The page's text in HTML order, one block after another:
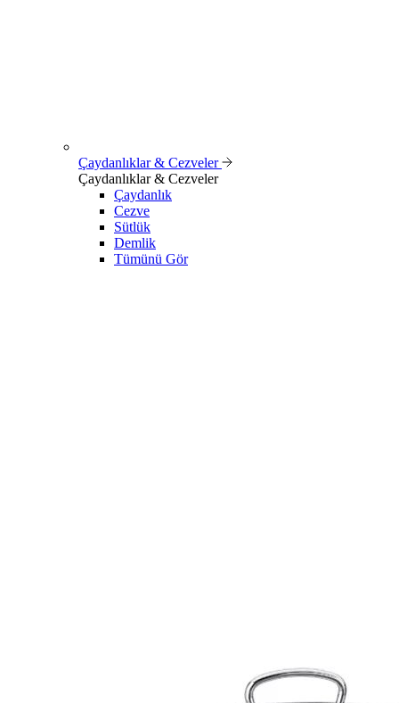
Çaydanlıklar & Cezveler
Çaydanlıklar & Cezveler
Çaydanlık
Cezve
Sütlük
Demlik
Tümünü Gör